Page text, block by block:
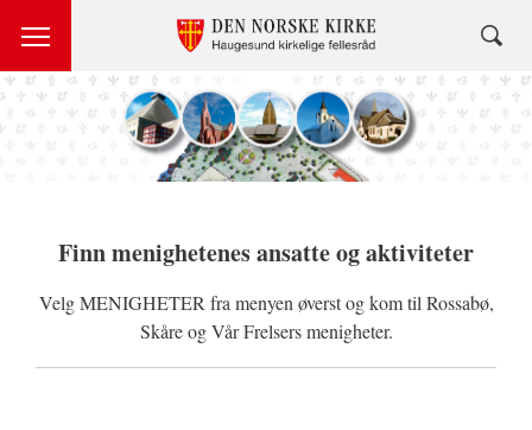
Finn menighetenes ansatte og aktiviteter
Velg MENIGHETER fra menyen øverst og kom til Rossabø,
Skåre og Vår Frelsers menigheter.